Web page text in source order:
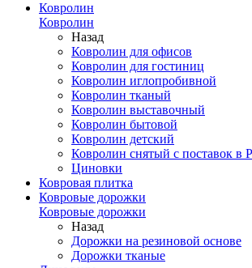
Ковролин
Ковролин
Назад
Ковролин для офисов
Ковролин для гостиниц
Ковролин иглопробивной
Ковролин тканый
Ковролин выставочный
Ковролин бытовой
Ковролин детский
Ковролин снятый с поставок в
Циновки
Ковровая плитка
Ковровые дорожки
Ковровые дорожки
Назад
Дорожки на резиновой основе
Дорожки тканые